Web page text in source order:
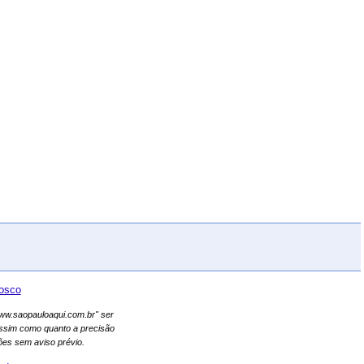
ser
como quanto a precisão
sem aviso prévio.